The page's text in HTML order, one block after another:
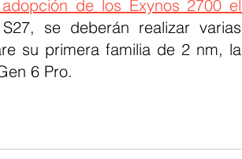
de los Exynos 2700 el
se deberán realizar varias
su primera familia de 2 nm, la
6 Pro.